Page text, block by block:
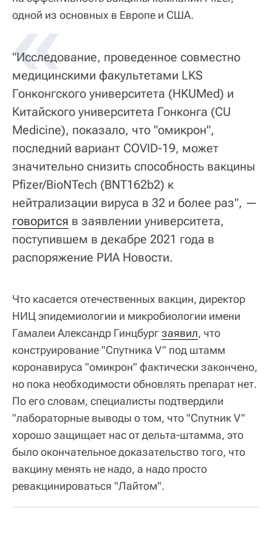
одной из основных в Европе и США.
«
"Исследование, проведенное совместно
медицинскими факультетами LKS
Гонконгского университета (HKUMed) и
Китайского университета Гонконга (CU
Medicine), показало, что "омикрон",
последний вариант COVID-19, может
значительно снизить способность вакцины
Pfizer/BioNTech (BNT162b2) к
нейтрализации вируса в 32 и более раз", —
говорится в заявлении университета,
поступившем в декабре 2021 года в
распоряжение РИА Новости.
Что касается отечественных вакцин, директор
НИЦ эпидемиологии и микробиологии имени
Гамалеи Александр Гинцбургзаявил, что
конструирование "Спутника V" под штамм
коронавируса "омикрон" фактически закончено,
но пока необходимости обновлять препарат нет.
По его словам, специалисты подтвердили
"лабораторные выводы о том, что "Спутник V"
хорошо защищает нас от дельта-штамма, это
было окончательное доказательство того, что
вакцину менять не надо, а надо просто
ревакцинироваться "Лайтом".